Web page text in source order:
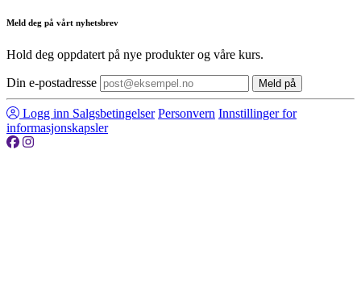
Meld deg på vårt nyhetsbrev
Hold deg oppdatert på nye produkter og våre kurs.
Din e-postadresse Meld på
Logg inn Salgsbetingelser Personvern Innstillinger for
informasjonskapsler